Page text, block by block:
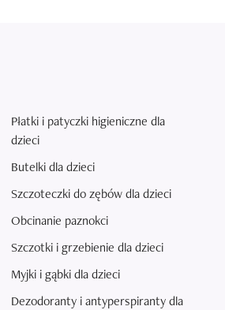
Płatki i patyczki higieniczne dla
dzieci
Butelki dla dzieci
Szczoteczki do zębów dla dzieci
Obcinanie paznokci
Szczotki i grzebienie dla dzieci
Myjki i gąbki dla dzieci
Dezodoranty i antyperspiranty dla